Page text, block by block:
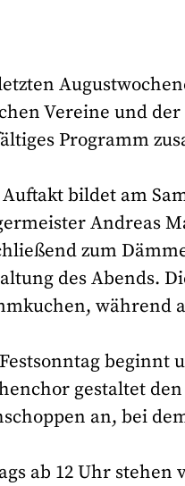
Vereine und der
Programm
bildet am
Andreas
zum
des Abends.
während
beginnt
gestaltet
an, bei
ab 12 Uhr stehen